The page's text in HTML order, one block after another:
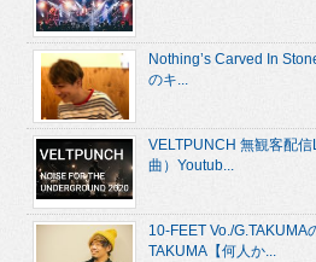
Nothing’s Carved In
のキ...
VELTPUNCH 無観客配
曲）Youtub...
10-FEET Vo./G.TAKUMA
TAKUMA【何人か...